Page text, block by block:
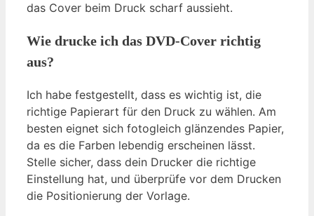
das Cover beim Druck scharf aussieht.
Wie drucke ich das DVD-Cover richtig
aus?
Ich habe festgestellt, dass es wichtig ist, die
richtige Papierart für den Druck zu wählen. Am
besten eignet sich fotogleich glänzendes Papier,
da es die Farben lebendig erscheinen lässt.
Stelle sicher, dass dein Drucker die richtige
Einstellung hat, und überprüfe vor dem Drucken
die Positionierung der Vorlage.